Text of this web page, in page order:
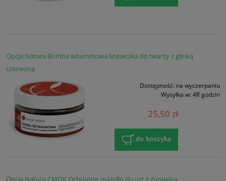
Opcja Natura Bomba witaminowa Maseczka do twarzy z glinką
czerwoną
Dostępność: na wyczerpaniu
Wysyłka w: 48 godzin
25,50 zł
do koszyka
Opcja Natura CMOK Ochronne mazidło do ust z żurawiną